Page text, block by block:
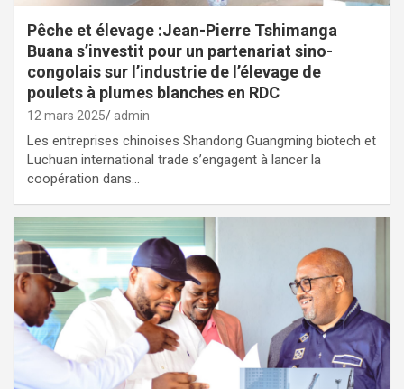
Pêche et élevage :Jean-Pierre Tshimanga
Buana s’investit pour un partenariat sino-
congolais sur l’industrie de l’élevage de
poulets à plumes blanches en RDC
12 mars 2025 admin
Les entreprises chinoises Shandong Guangming biotech et
Luchuan international trade s’engagent à lancer la
coopération dans…